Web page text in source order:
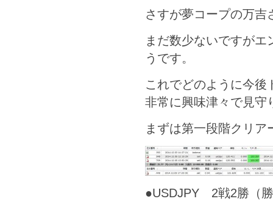
さすが夢コープの万吉
まだ数少ないですが
うです。
これでどのように今後
非常に興味津々で見守
まずは第一段階クリア
●USDJPY 2戦2勝（